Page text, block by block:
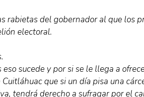
rabietas del gobernador al que los
electoral.
eso sucede y por si se le llega a
que si un día pisa una
tendrá derecho a sufragar por el